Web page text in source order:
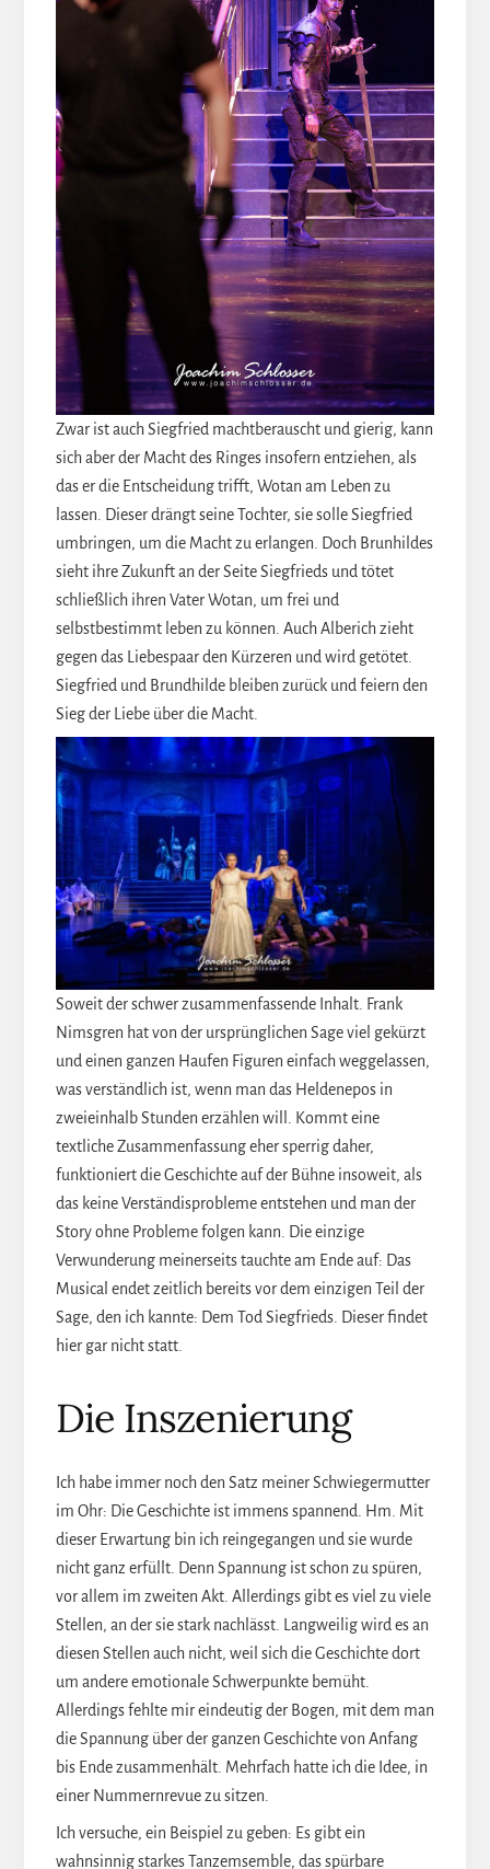
Zwar ist auch Siegfried machtberauscht und gierig, kann
sich aber der Macht des Ringes insofern entziehen, als
das er die Entscheidung trifft, Wotan am Leben zu
lassen. Dieser drängt seine Tochter, sie solle Siegfried
umbringen, um die Macht zu erlangen. Doch Brunhildes
sieht ihre Zukunft an der Seite Siegfrieds und tötet
schließlich ihren Vater Wotan, um frei und
selbstbestimmt leben zu können. Auch Alberich zieht
gegen das Liebespaar den Kürzeren und wird getötet.
Siegfried und Brundhilde bleiben zurück und feiern den
Sieg der Liebe über die Macht.
Soweit der schwer zusammenfassende Inhalt. Frank
Nimsgren hat von der ursprünglichen Sage viel gekürzt
und einen ganzen Haufen Figuren einfach weggelassen,
was verständlich ist, wenn man das Heldenepos in
zweieinhalb Stunden erzählen will. Kommt eine
textliche Zusammenfassung eher sperrig daher,
funktioniert die Geschichte auf der Bühne insoweit, als
das keine Verständisprobleme entstehen und man der
Story ohne Probleme folgen kann. Die einzige
Verwunderung meinerseits tauchte am Ende auf: Das
Musical endet zeitlich bereits vor dem einzigen Teil der
Sage, den ich kannte: Dem Tod Siegfrieds. Dieser findet
hier gar nicht statt.
Die Inszenierung
Ich habe immer noch den Satz meiner Schwiegermutter
im Ohr: Die Geschichte ist immens spannend. Hm. Mit
dieser Erwartung bin ich reingegangen und sie wurde
nicht ganz erfüllt. Denn Spannung ist schon zu spüren,
vor allem im zweiten Akt. Allerdings gibt es viel zu viele
Stellen, an der sie stark nachlässt. Langweilig wird es an
diesen Stellen auch nicht, weil sich die Geschichte dort
um andere emotionale Schwerpunkte bemüht.
Allerdings fehlte mir eindeutig der Bogen, mit dem man
die Spannung über der ganzen Geschichte von Anfang
bis Ende zusammenhält. Mehrfach hatte ich die Idee, in
einer Nummernrevue zu sitzen.
Ich versuche, ein Beispiel zu geben: Es gibt ein
wahnsinnig starkes Tanzemsemble, das spürbare